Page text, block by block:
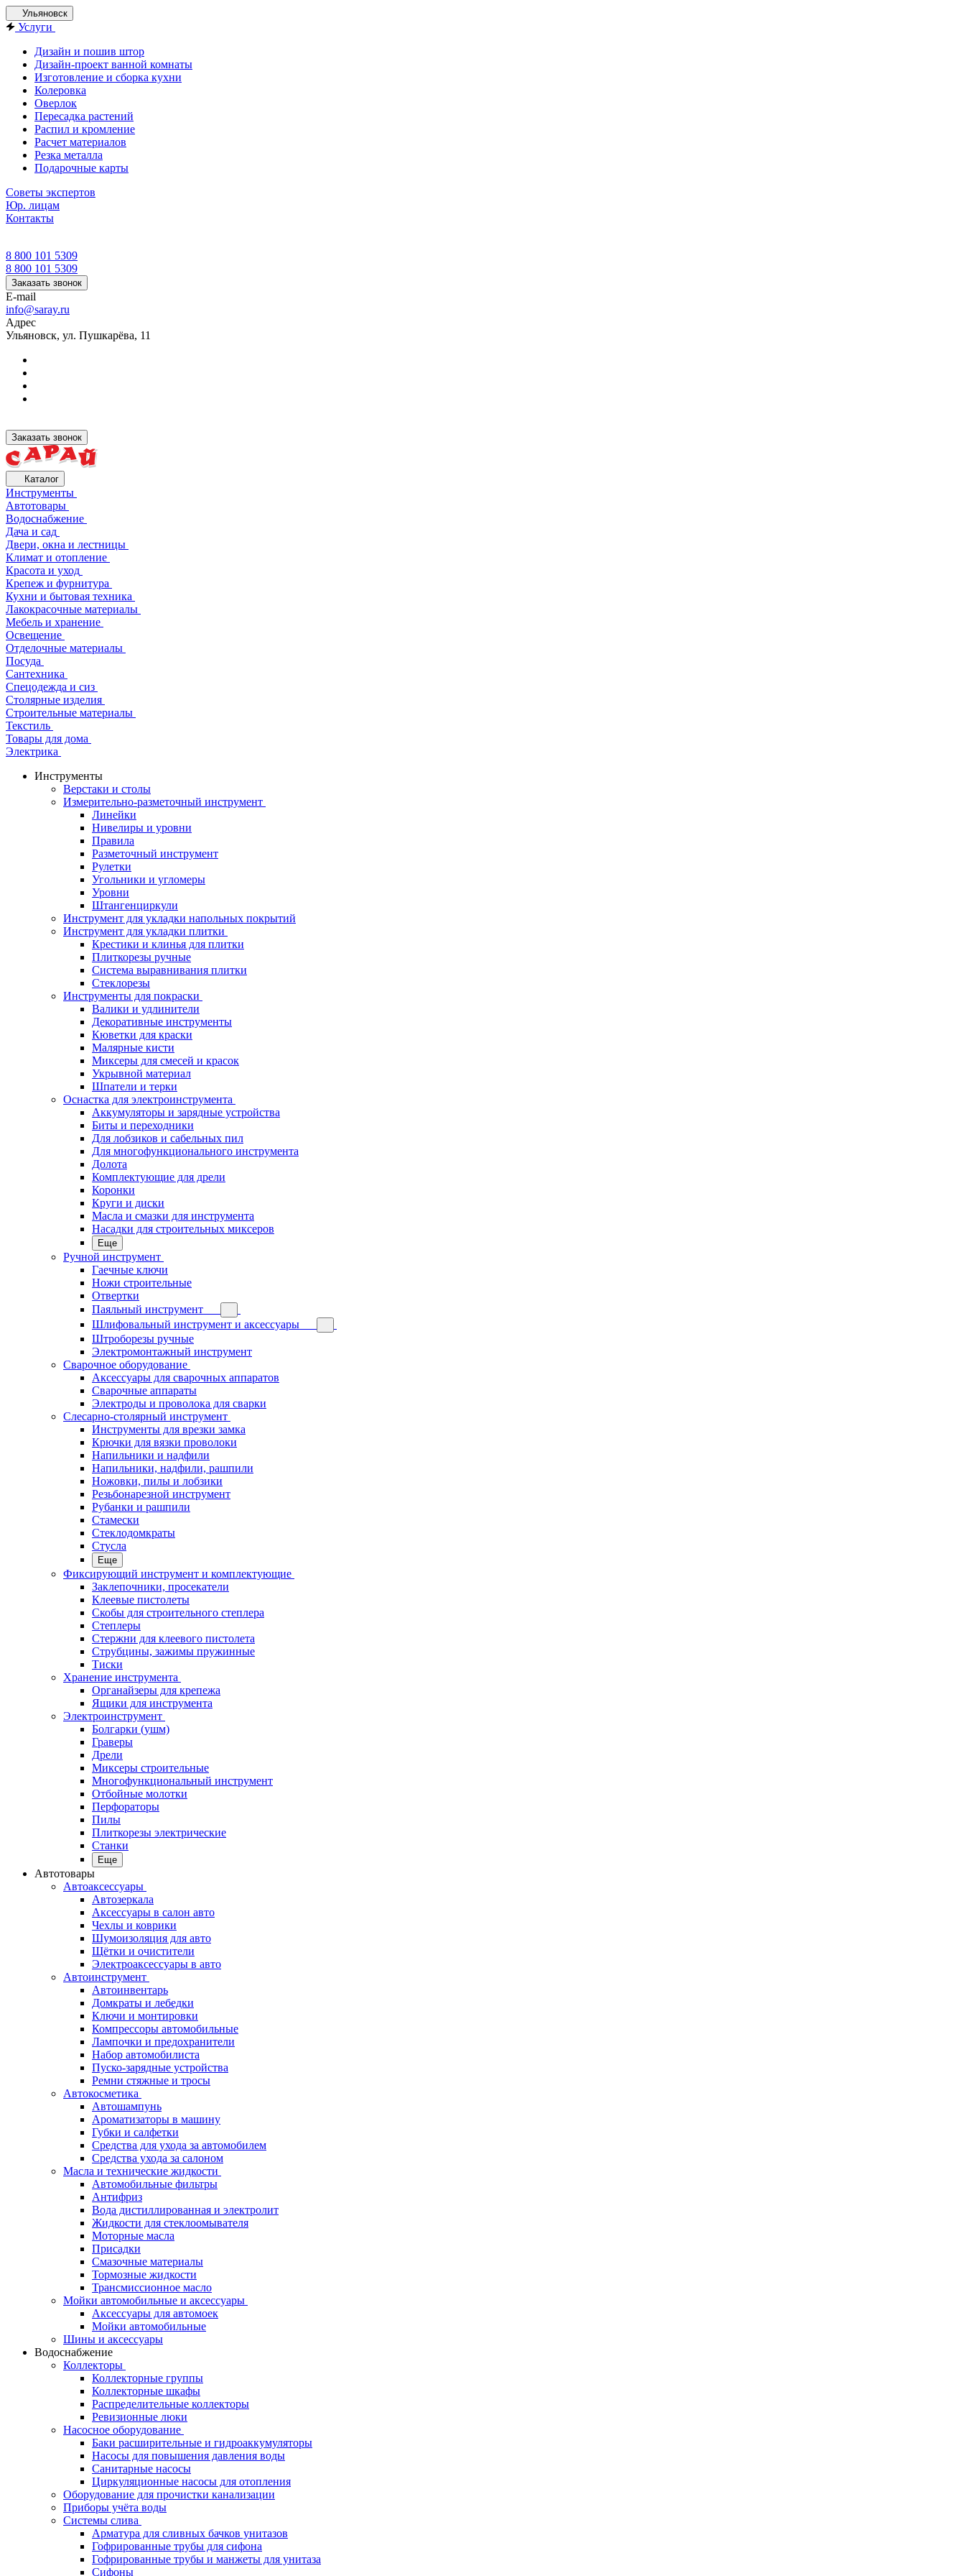
Ульяновск
Услуги
Дизайн и пошив штор
Дизайн-проект ванной комнаты
Изготовление и сборка кухни
Колеровка
Оверлок
Пересадка растений
Распил и кромление
Расчет материалов
Резка металла
Подарочные карты
Советы экспертов
Юр. лицам
Контакты
8 800 101 5309
8 800 101 5309
Заказать звонок
E-mail
info@saray.ru
Адрес
Ульяновск, ул. Пушкарёва, 11
Заказать звонок
Каталог
Инструменты
Автотовары
Водоснабжение
Дача и сад
Двери, окна и лестницы
Климат и отопление
Красота и уход
Крепеж и фурнитура
Кухни и бытовая техника
Лакокрасочные материалы
Мебель и хранение
Освещение
Отделочные материалы
Посуда
Сантехника
Спецодежда и сиз
Столярные изделия
Строительные материалы
Текстиль
Товары для дома
Электрика
Инструменты
Верстаки и столы
Измерительно-разметочный инструмент
Линейки
Нивелиры и уровни
Правила
Разметочный инструмент
Рулетки
Угольники и угломеры
Уровни
Штангенциркули
Инструмент для укладки напольных покрытий
Инструмент для укладки плитки
Крестики и клинья для плитки
Плиткорезы ручные
Система выравнивания плитки
Стеклорезы
Инструменты для покраски
Валики и удлинители
Декоративные инструменты
Кюветки для краски
Малярные кисти
Миксеры для смесей и красок
Укрывной материал
Шпатели и терки
Оснастка для электроинструмента
Аккумуляторы и зарядные устройства
Биты и переходники
Для лобзиков и сабельных пил
Для многофункционального инструмента
Долота
Комплектующие для дрели
Коронки
Круги и диски
Масла и смазки для инструмента
Насадки для строительных миксеров
Еще
Ручной инструмент
Гаечные ключи
Ножи строительные
Отвертки
Паяльный инструмент
Шлифовальный инструмент и аксессуары
Штроборезы ручные
Электромонтажный инструмент
Сварочное оборудование
Аксессуары для сварочных аппаратов
Сварочные аппараты
Электроды и проволока для сварки
Слесарно-столярный инструмент
Инструменты для врезки замка
Крючки для вязки проволоки
Напильники и надфили
Напильники, надфили, рашпили
Ножовки, пилы и лобзики
Резьбонарезной инструмент
Рубанки и рашпили
Стамески
Стеклодомкраты
Стусла
Еще
Фиксирующий инструмент и комплектующие
Заклепочники, просекатели
Клеевые пистолеты
Скобы для строительного степлера
Степлеры
Стержни для клеевого пистолета
Струбцины, зажимы пружинные
Тиски
Хранение инструмента
Органайзеры для крепежа
Ящики для инструмента
Электроинструмент
Болгарки (ушм)
Граверы
Дрели
Миксеры строительные
Многофункциональный инструмент
Отбойные молотки
Перфораторы
Пилы
Плиткорезы электрические
Станки
Еще
Автотовары
Автоаксессуары
Автозеркала
Аксессуары в салон авто
Чехлы и коврики
Шумоизоляция для авто
Щётки и очистители
Электроаксессуары в авто
Автоинструмент
Автоинвентарь
Домкраты и лебедки
Ключи и монтировки
Компрессоры автомобильные
Лампочки и предохранители
Набор автомобилиста
Пуско-зарядные устройства
Ремни стяжные и тросы
Автокосметика
Автошампунь
Ароматизаторы в машину
Губки и салфетки
Средства для ухода за автомобилем
Средства ухода за салоном
Масла и технические жидкости
Автомобильные фильтры
Антифриз
Вода дистиллированная и электролит
Жидкости для стеклоомывателя
Моторные масла
Присадки
Смазочные материалы
Тормозные жидкости
Трансмиссионное масло
Мойки автомобильные и аксессуары
Аксессуары для автомоек
Мойки автомобильные
Шины и аксессуары
Водоснабжение
Коллекторы
Коллекторные группы
Коллекторные шкафы
Распределительные коллекторы
Ревизионные люки
Насосное оборудование
Баки расширительные и гидроаккумуляторы
Насосы для повышения давления воды
Санитарные насосы
Циркуляционные насосы для отопления
Оборудование для прочистки канализации
Приборы учёта воды
Системы слива
Арматура для сливных бачков унитазов
Гофрированные трубы для сифона
Гофрированные трубы и манжеты для унитаза
Сифоны